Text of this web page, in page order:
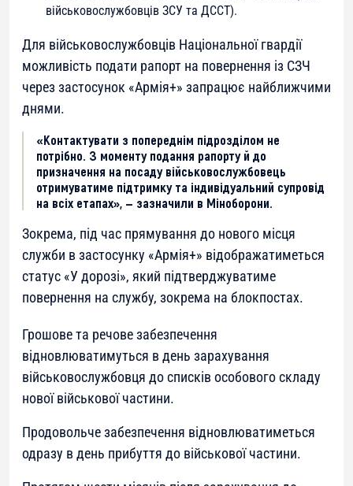
військовослужбовців ЗСУ та ДССТ).
Для військовослужбовців Національної гвардії
можливість подати рапорт на повернення із СЗЧ
через застосунок «Армія+» запрацює найближчими
днями.
«Контактувати з попереднім підрозділом не
потрібно. З моменту подання рапорту й до
призначення на посаду військовослужбовець
отримуватиме підтримку та індивідуальний супровід
на всіх етапах», — зазначили в Міноборони.
Зокрема, під час прямування до нового місця
служби в застосунку «Армія+» відображатиметься
статус «У дорозі», який підтверджуватиме
повернення на службу, зокрема на блокпостах.
Грошове та речове забезпечення
відновлюватимуться в день зарахування
військовослужбовця до списків особового складу
нової військової частини.
Продовольче забезпечення відновлюватиметься
одразу в день прибуття до військової частини.